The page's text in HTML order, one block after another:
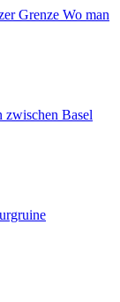
Grenze Wo man
zwischen Basel